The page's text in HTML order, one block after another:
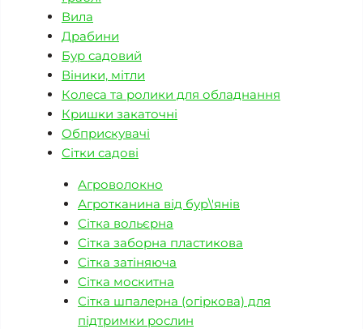
Вила
Драбини
Бур садовий
Віники, мітли
Колеса та ролики для обладнання
Кришки закаточні
Обприскувачі
Сітки садові
Агроволокно
Агротканина від бур\'янів
Сітка вольєрна
Сітка заборна пластикова
Сітка затіняюча
Сітка москитна
Сітка шпалерна (огіркова) для
підтримки рослин